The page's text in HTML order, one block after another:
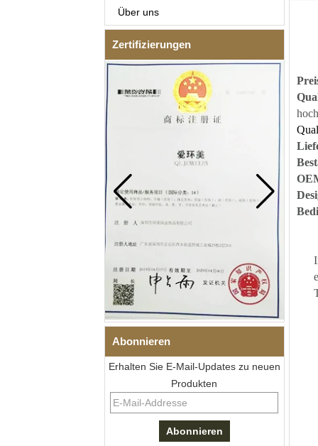
Über uns
Zertifizierungen
Abonnieren
Erhalten Sie E-Mail-Updates zu neuen
Produkten
Herren-I-Links-Armband aus
schwarzem Zirkonoxid-
316L-Doppeldruck-